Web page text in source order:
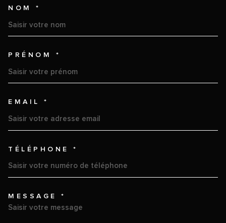
NOM *
PRÉNOM *
EMAIL *
TÉLÉPHONE *
MESSAGE *